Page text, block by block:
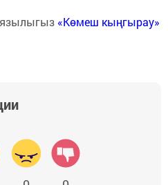
язылыгыз «Көмеш кыңгырау»